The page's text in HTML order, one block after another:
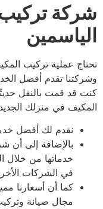
تركيب
عملية تركيب المكيفات
تقدم أفضل
قد قمت بالنقل حديثًا
في منزلك الجديد
نقدم لك أفضل
بالإضافة إلى أن
خدماتها من خلال
في الشركات الأخرى.
كما أن أسعارنا
مجال صيانة وتركيب